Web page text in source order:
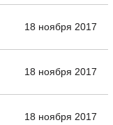
18 ноября 2017
18 ноября 2017
18 ноября 2017